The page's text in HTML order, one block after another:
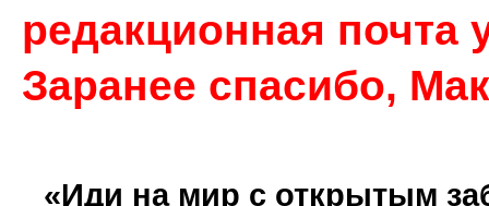
редакционная почта
Заранее спасибо,
«Иди на мир с открытым